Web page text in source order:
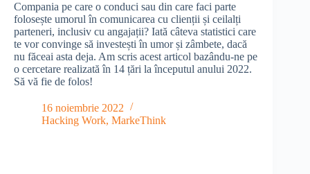
Compania pe care o conduci sau din care faci parte
folosește umorul în comunicarea cu clienții și ceilalți
parteneri, inclusiv cu angajații? Iată câteva statistici care
te vor convinge să investești în umor și zâmbete, dacă
nu făceai asta deja. Am scris acest articol bazându-ne pe
o cercetare realizată în 14 țări la începutul anului 2022.
Să vă fie de folos!
16 noiembrie 2022
Hacking Work, MarkeThink